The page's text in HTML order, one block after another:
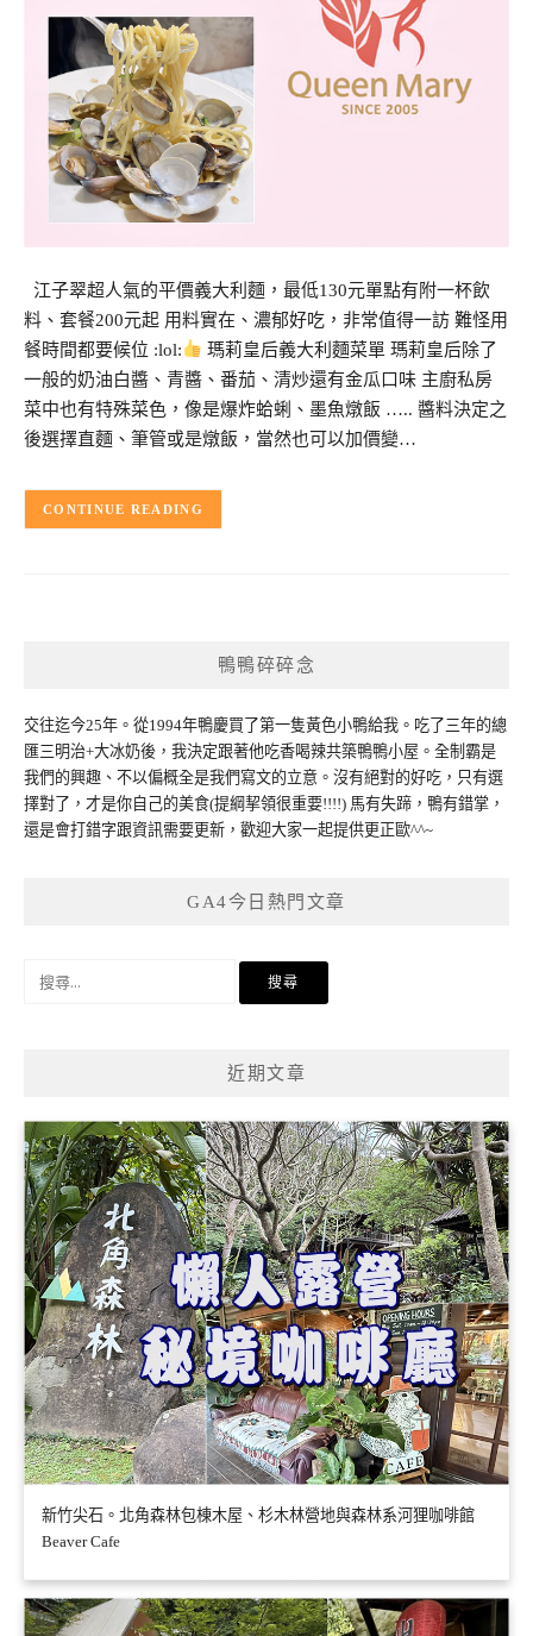
江子翠超人氣的平價義大利麵，最低130元單點有附一杯飲
料、套餐200元起 用料實在、濃郁好吃，非常值得一訪 難怪用
餐時間都要候位 :lol:
瑪莉皇后義大利麵菜單 瑪莉皇后除了
一般的奶油白醬、青醬、番茄、清炒還有金瓜口味 主廚私房
菜中也有特殊菜色，像是爆炸蛤蜊、墨魚燉飯 ….. 醬料決定之
後選擇直麵、筆管或是燉飯，當然也可以加價變…
CONTINUE READING
鴨鴨碎碎念
交往迄今25年。從1994年鴨慶買了第一隻黃色小鴨給我。吃了三年的總
匯三明治+大冰奶後，我決定跟著他吃香喝辣共築鴨鴨小屋。全制霸是
我們的興趣、不以偏概全是我們寫文的立意。沒有絕對的好吃，只有選
擇對了，才是你自己的美食(提綱挈領很重要!!!!) 馬有失蹄，鴨有錯掌，
還是會打錯字跟資訊需要更新，歡迎大家一起提供更正歐^^~
GA4今日熱門文章
近期文章
新竹尖石。北角森林包棟木屋、杉木林營地與森林系河狸咖啡館
Beaver Cafe